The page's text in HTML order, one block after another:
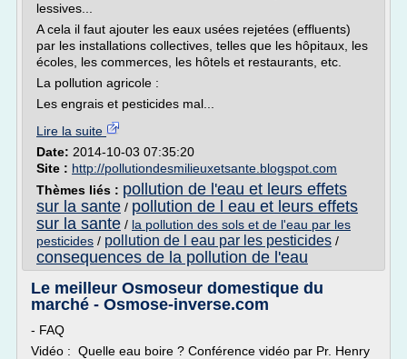
lessives...
A cela il faut ajouter les eaux usées rejetées (effluents)
par les installations collectives, telles que les hôpitaux, les
écoles, les commerces, les hôtels et restaurants, etc.
La pollution agricole :
Les engrais et pesticides mal...
Lire la suite
Date: 2014-10-03 07:35:20
Site : http://pollutiondesmilieuxetsante.blogspot.com
Thèmes liés : pollution de l'eau et leurs effets
sur la sante / pollution de l eau et leurs effets
sur la sante / la pollution des sols et de l'eau par les
pesticides / pollution de l eau par les pesticides /
consequences de la pollution de l'eau
Le meilleur Osmoseur domestique du
marché - Osmose-inverse.com
- FAQ
Vidéo : Quelle eau boire ? Conférence vidéo par Pr. Henry